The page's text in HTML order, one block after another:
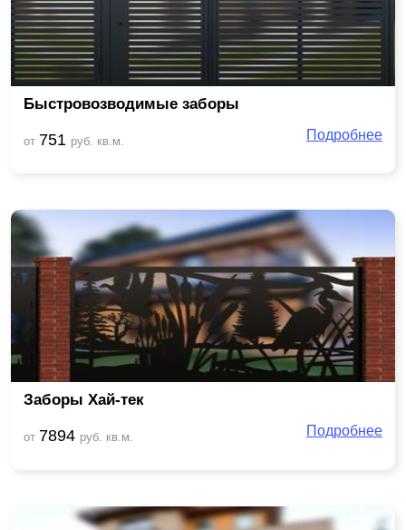
Быстровозводимые заборы
от 751 руб. кв.м. Подробнее
Заборы Хай-тек
от 7894 руб. кв.м. Подробнее